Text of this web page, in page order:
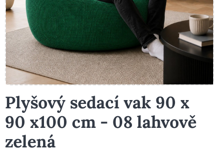
Plyšový sedací vak 90 x
90 x100 cm - 08 lahvově
zelená